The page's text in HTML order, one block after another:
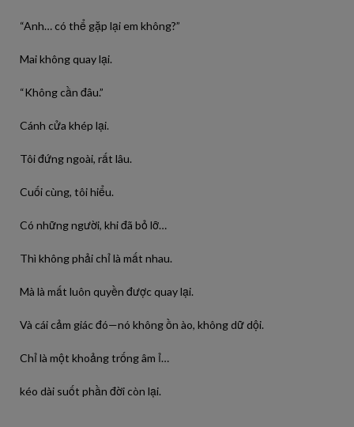
“Anh… có thể gặp lại em không?”
Mai không quay lại.
“Không cần đâu.”
Cánh cửa khép lại.
Tôi đứng ngoài, rất lâu.
Cuối cùng, tôi hiểu.
Có những người, khi đã bỏ lỡ…
Thì không phải chỉ là mất nhau.
Mà là mất luôn quyền được quay lại.
Và cái cảm giác đó—nó không ồn ào, không dữ dội.
Chỉ là một khoảng trống âm ỉ…
kéo dài suốt phần đời còn lại.